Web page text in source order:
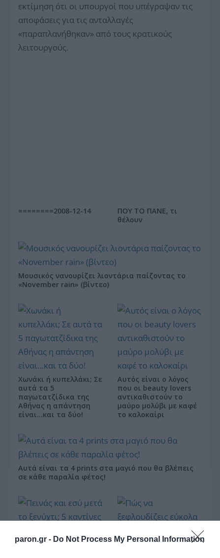
paron.gr - Do Not Process My Personal Information
εκτίμηση ότι οι υπουργοί που υπέγραψαν τις
αποφάσεις για τις ανταλλαγές
«παραπλανήθηκαν» από τους κρατικούς
λειτουργούς.
========2008-12-14
ΠΟΥ ΤΟ ΠΑΝΕ, τι
θέλουν
Μουσικός νανουρίζει λιοντάρια παίζοντας το
«November rain» (βίντεο)
Χωνάκι ή κυπελλάκι; Σε
αυτά τα 5
παγωτατζίδικα της
Αθήνας η απάντηση
είναι…και τα δύο!
Αυτός είναι ο λόγος
που οι beauty lovers
αντικαθιστούν το
μαύρο μολύβι με καφέ
το καλοκαίρι
Αυτά είναι τα 4 prints στα μαγιό που θα βλέπεις
σε κάθε παραλία φέτος!